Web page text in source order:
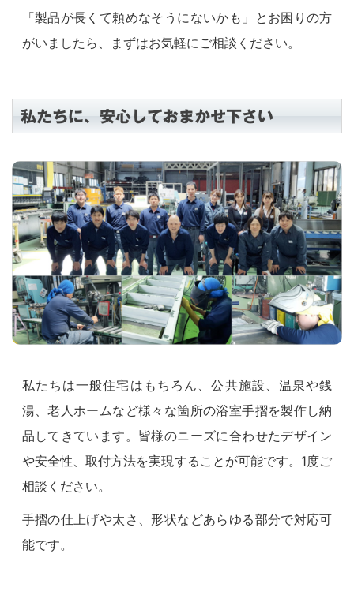
「製品が長くて頼めなそうにないかも」とお困りの方
がいましたら、まずはお気軽にご相談ください。
私たちに、安心しておまかせ下さい
私たちは一般住宅はもちろん、公共施設、温泉や銭
湯、老人ホームなど様々な箇所の浴室手摺を製作し納
品してきています。皆様のニーズに合わせたデザイン
や安全性、取付方法を実現することが可能です。1度ご
相談ください。
手摺の仕上げや太さ、形状などあらゆる部分で対応可
能です。